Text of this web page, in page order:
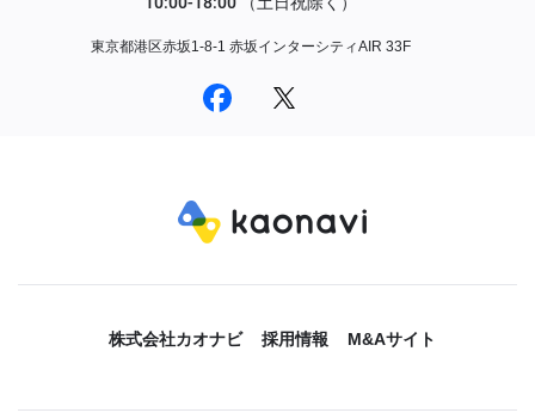
東京都港区赤坂1-8-1 赤坂インターシティAIR 33F
株式会社カオナビ 採用情報 M&Aサイト